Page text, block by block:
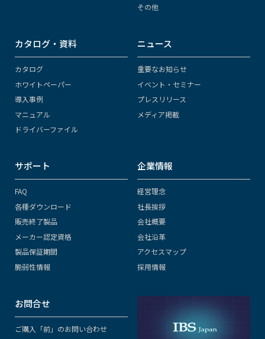
その他
カタログ・資料
カタログ
ホワイトペーパー
導入事例
マニュアル
ドライバーファイル
ニュース
重要なお知らせ
イベント・セミナー
プレスリリース
メディア掲載
サポート
FAQ
各種ダウンロード
販売終了製品
メーカー認定資格
製品保証期間
脆弱性情報
企業情報
経営理念
社長挨拶
会社概要
会社沿革
アクセスマップ
採用情報
お問合せ
ご購入「前」のお問い合わせ